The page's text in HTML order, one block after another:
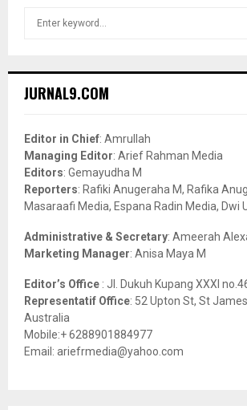
h
o
r
:
JURNAL9.COM
Editor in Chief: Amrullah
Managing Editor: Arief Rahman Media
Editors: Gemayudha M
Reporters: Rafiki Anugeraha M, Rafika
Masaraafi Media, Espana Radin Media, Dwi
Administrative & Secretary: Ameerah
Marketing Manager: Anisa Maya M
Editor’s Office : Jl. Dukuh Kupang XXXI
Representatif Office: 52 Upton St, St
Australia
Mobile:+ 6288901884977
Email: ariefrmedia@yahoo.com